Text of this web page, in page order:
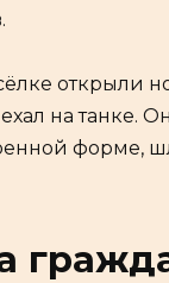
открыли
на танке.
форме,